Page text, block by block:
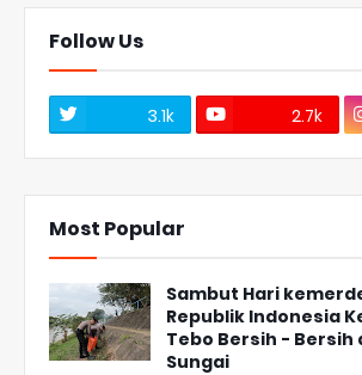
Follow Us
3.1k 2.7k
Most Popular
Sambut Hari
Republik Indonesia
Tebo Bersih - Bersih
Sungai